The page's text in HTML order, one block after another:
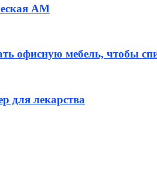
АМ
офисную мебель, чтобы
для лекарства